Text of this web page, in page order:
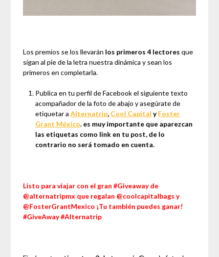
Los premios se los llevarán los primeros 4 lectores que
sigan al pie de la letra nuestra dinámica y sean los
primeros en completarla.
Publica en tu perfil de Facebook el siguiente texto
acompañador de la foto de abajo y asegúrate de
etiquetar aAlternatrip, Cool Capital yFoster
Grant México. es muy importante que aparezcan
las etiquetas como link en tu post, de lo
contrario no será tomado en cuenta.
Listo para viajar con el gran #Giveaway de
@alternatripmx que regalan @coolcapitalbags y
@FosterGrantMexico ¡Tu también puedes ganar!
#GiveAway #Alternatrip